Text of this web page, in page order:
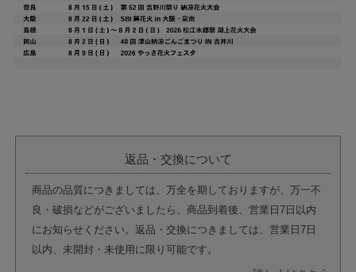
返品・交換について
商品の品質につきましては、万全を期しておりますが、万一不
良・破損などがございましたら、商品到着後、営業日7日以内
にお知らせください。返品・交換につきましては、営業日7日
以内、未開封・未使用に限り可能です。